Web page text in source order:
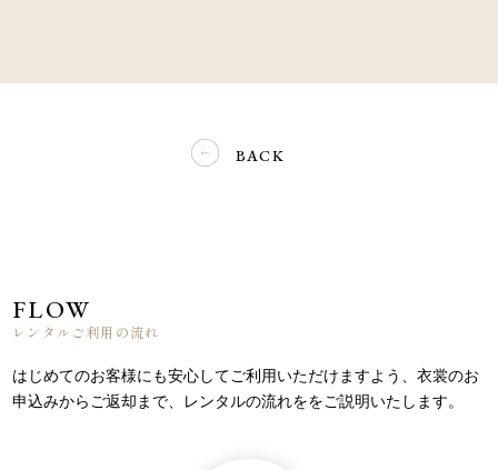
BACK
FLOW
レンタルご利用の流れ
はじめてのお客様にも安心してご利用いただけますよう、衣裳のお
申込みからご返却まで、レンタルの流れををご説明いたします。